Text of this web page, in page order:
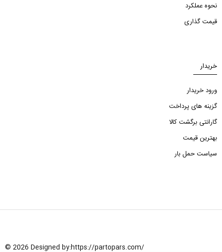
نحوه عملکرد
قیمت گذاری
خریدار
ورود خریدار
گزینه های پرداخت
گارانتی برگشت کالا
بهترین قیمت
سیاست حمل بار
© 2026 Designed by:https://partopars.com/